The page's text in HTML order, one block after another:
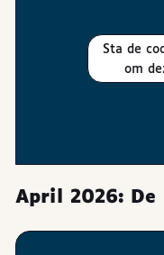
Sta de cookies toe die nodig zijn
om
April 2026: De